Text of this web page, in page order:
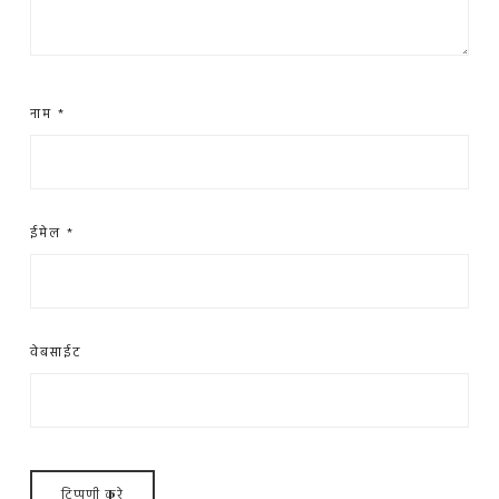
नाम *
ईमेल *
वेबसाईट